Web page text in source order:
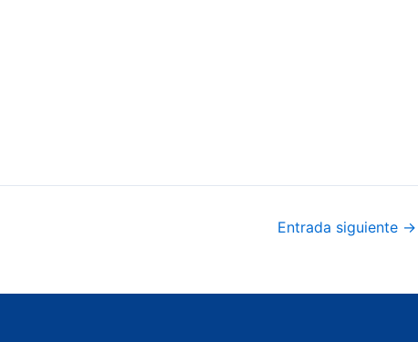
Entrada siguiente →